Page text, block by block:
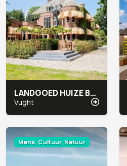
LANDGOED HUIZE BERGEN
Vught
Mens, Cultuur, Natuur